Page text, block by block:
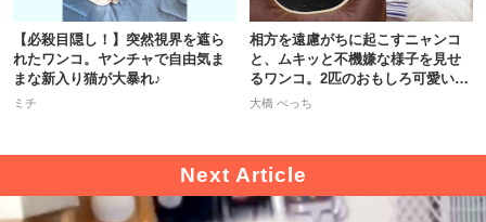
【必殺目隠し！】突然視界を遮ら
れたワンコ。ヤンチャで自由気ま
まな新入り猫が大暴れ♪
ミチ
相方を遠慮がちに起こすニャンコ
と、ムキッと不機嫌な様子を見せ
るワンコ。2匹のおもしろ可愛い43
秒♪
大橋 ぺっち